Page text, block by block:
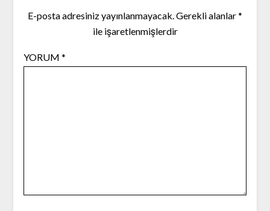
E-posta adresiniz yayınlanmayacak.Gerekli alanlar*
ile işaretlenmişlerdir
YORUM *